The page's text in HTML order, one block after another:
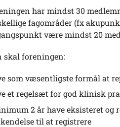
har mindst 30
fagområder (fx
være mindst 20
skal foreningen:
som væsentligste formål at
et regelsæt for god klinisk
2 år have eksisteret og
til at registrere